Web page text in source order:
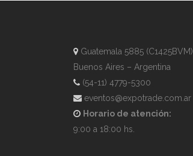
Guatemala 5885 (C1425BVM)
Buenos Aires – Argentina
(54-11) 4779-5300
eventos@expotrade.com.ar
Horario de atención:
9:00 a 18:00 hs.